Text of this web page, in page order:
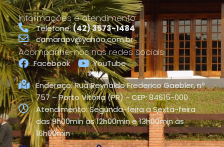
Informações e atendimento
Telefone:(42) 3573-1484
camarapv@yahoo.com.br
Acompanhe-nos nas redes sociais
Facebook YouTube
Endereço: Rua Reynaldo Frederico Gaebler, nº
757 – Porto Vitória (PR) - CEP: 84615-000
Atendimento: Segunda-feira à Sexta-feira
das 9h00min às 12h00min e 13h00min às
16h00min